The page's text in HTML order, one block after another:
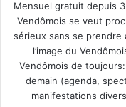
Mensuel gratuit depuis
Vendômois se veut
sérieux sans se
l’image du
Vendômois de toujours:
demain (agenda,
manifestations